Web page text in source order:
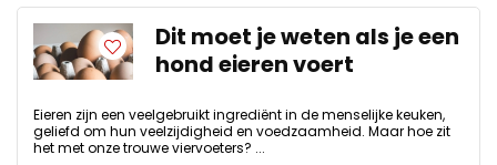
Dit moet je weten als je een
hond eieren voert
Eieren zijn een veelgebruikt ingrediënt in de menselijke keuken,
geliefd om hun veelzijdigheid en voedzaamheid. Maar hoe zit
het met onze trouwe viervoeters? ...